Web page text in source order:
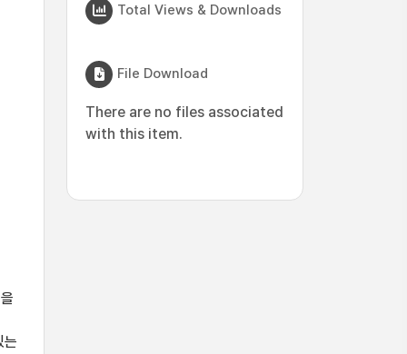
는
Total Views & Downloads
File Download
There are no files associated
with this item.